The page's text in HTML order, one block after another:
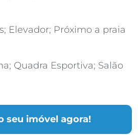
seu imóvel agora!
Elevador; Próximo a praia
Quadra Esportiva; Salão